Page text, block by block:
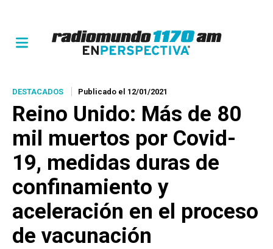
DESTACADOS Publicado el 12/01/2021
Reino Unido: Más de 80
mil muertos por Covid-
19, medidas duras de
confinamiento y
aceleración en el proceso
de vacunación